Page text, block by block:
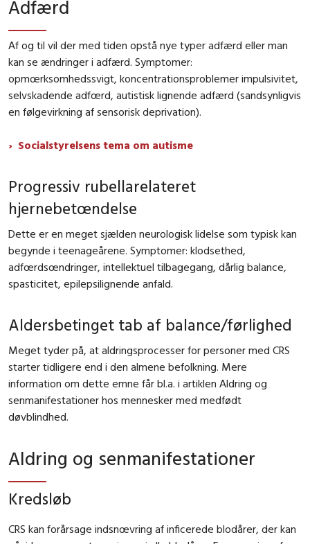
Adfærd
Af og til vil der med tiden opstå nye typer adfærd eller man
kan se ændringer i adfærd. Symptomer:
opmœrksomhedssvigt, koncentrationsproblemer impulsivitet,
selvskadende adfœrd, autistisk lignende adfærd (sandsynligvis
en følgevirkning af sensorisk deprivation).
Socialstyrelsens tema om autisme
Progressiv rubellarelateret
hjernebetœndelse
Dette er en meget sjælden neurologisk lidelse som typisk kan
begynde i teenageårene. Symptomer: klodsethed,
adfœrdsœndringer, intellektuel tilbagegang, dårlig balance,
spasticitet, epilepsilignende anfald.
Aldersbetinget tab af balance/førlighed
Meget tyder på, at aldringsprocesser for personer med CRS
starter tidligere end i den almene befolkning. Mere
information om dette emne får bl.a. i artiklen Aldring og
senmanifestationer hos mennesker med medfødt
døvblindhed.
Aldring og senmanifestationer
Kredsløb
CRS kan forårsage indsnœvring af inficerede blodårer, der kan